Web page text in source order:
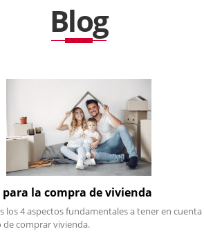
Blog
para la compra de vivienda
los 4 aspectos fundamentales a tener en cuenta
comprar vivienda.